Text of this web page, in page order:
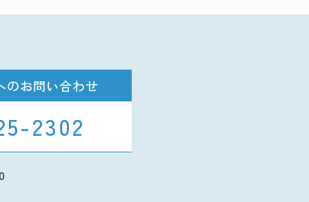
のお問い合わせ
2302